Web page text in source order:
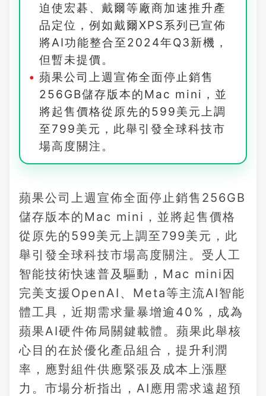
迫使宏碁、戴爾等廠商加速推升產
品定位，例如戴爾XPS系列已宣佈
將AI功能整合至2024年Q3新機，
但暫未提價。
蘋果公司上週宣佈全面停止銷售
256GB儲存版本的Mac mini，並
將起售價格從原先的599美元上調
至799美元，此舉引發全球科技市
場高度關注。
蘋果公司上週宣佈全面停止銷售256GB
儲存版本的Mac mini，並將起售價格
從原先的599美元上調至799美元，此
舉引發全球科技市場高度關注。受人工
智能技術快速普及驅動，Mac mini因
完美支援OpenAI、Meta等主流AI智能
體工具，近期需求量暴增逾40%，成為
蘋果AI硬件佈局關鍵載體。蘋果此舉核
心目的在於優化產品組合，提升利潤
率，應對組件供應緊張及成本上漲壓
力。市場分析指出，AI應用需求遠超預